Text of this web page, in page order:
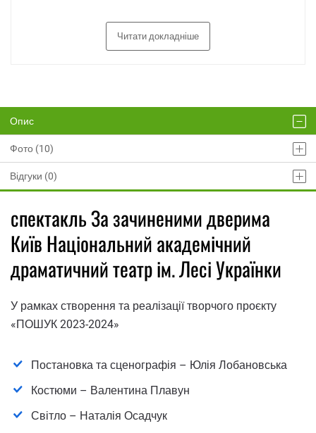
Читати докладніше
Опис
Фото (10)
Відгуки (0)
спектакль За зачиненими дверима
Київ Національний академічний
драматичний театр ім. Лесі Українки
У рамках створення та реалізації творчого проєкту
«ПОШУК 2023-2024»
Постановка та сценографія – Юлія Лобановська
Костюми – Валентина Плавун
Світло – Наталія Осадчук